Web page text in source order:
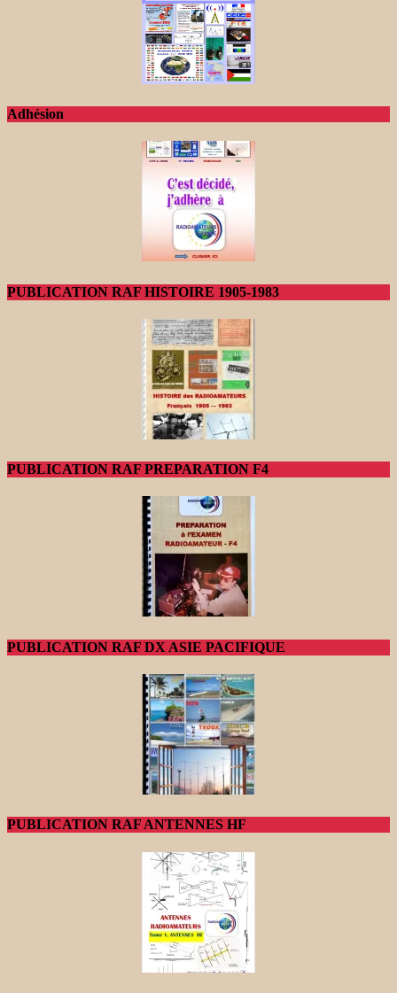
Adhésion
PUBLICATION RAF HISTOIRE 1905-1983
PUBLICATION RAF PREPARATION F4
PUBLICATION RAF DX ASIE PACIFIQUE
PUBLICATION RAF ANTENNES HF